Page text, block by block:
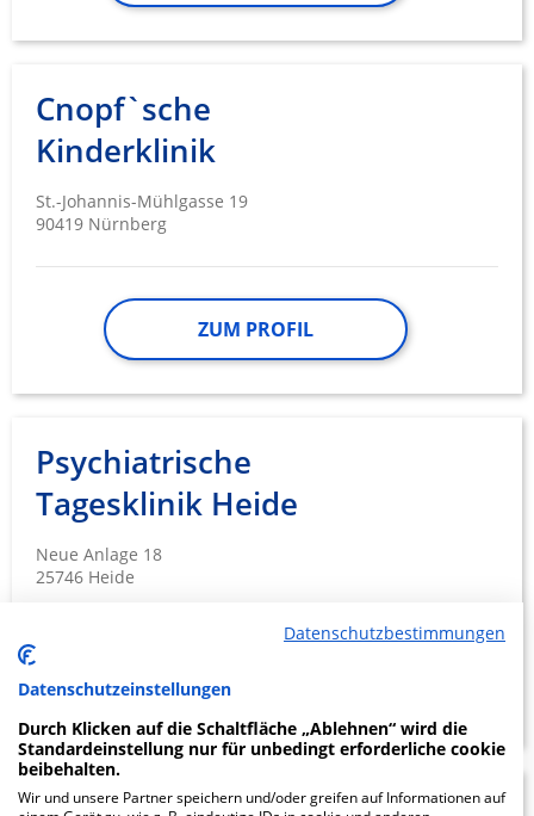
Cnopf`sche
Kinderklinik
St.-Johannis-Mühlgasse 19
90419 Nürnberg
ZUM PROFIL
Psychiatrische
Tagesklinik Heide
Neue Anlage 18
25746 Heide
ZUM PROFIL
Datenschutzbestimmungen
Datenschutzeinstellungen
Durch Klicken auf die Schaltfläche „Ablehnen“ wird die
Standardeinstellung nur für unbedingt erforderliche cookie
beibehalten.
Wir und unsere Partner speichern und/oder greifen auf Informationen auf